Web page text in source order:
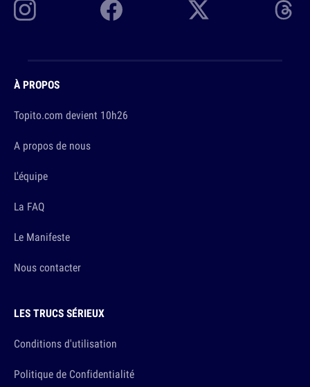
À PROPOS
Topito.com devient 10h26
A propos de nous
L'équipe
La FAQ
Le Manifeste
Nous contacter
LES TRUCS SÉRIEUX
Conditions d'utilisation
Politique de Confidentialité